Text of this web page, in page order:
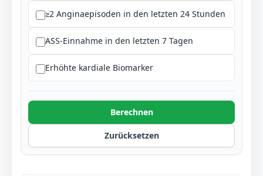
≥2 Anginaepisoden in den letzten 24 Stunden
ASS-Einnahme in den letzten 7 Tagen
Erhöhte kardiale Biomarker
Berechnen
Zurücksetzen